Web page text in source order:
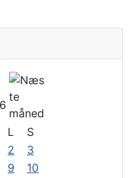
L
S
2
3
9
10